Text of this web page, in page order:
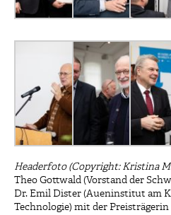
Headerfoto (Copyright: Kristina
Theo Gottwald (Vorstand der
Dr. Emil Dister (Aueninstitut am
Technologie) mit der